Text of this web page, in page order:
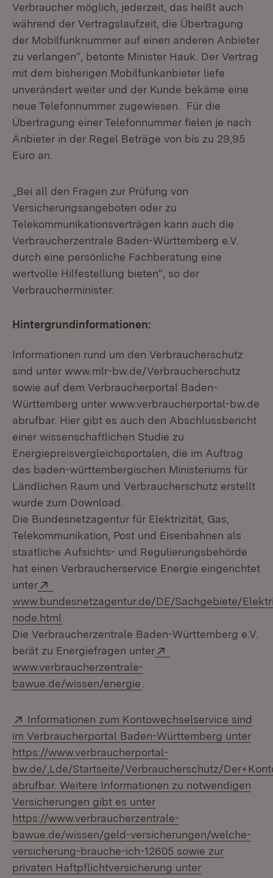
Verbraucher möglich, jederzeit, das heißt auch
während der Vertragslaufzeit, die Übertragung
der Mobilfunknummer auf einen anderen Anbieter
zu verlangen“, betonte Minister Hauk. Der Vertrag
mit dem bisherigen Mobilfunkanbieter liefe
unverändert weiter und der Kunde bekäme eine
neue Telefonnummer zugewiesen. Für die
Übertragung einer Telefonnummer fielen je nach
Anbieter in der Regel Beträge von bis zu 29,95
Euro an.
„Bei all den Fragen zur Prüfung von
Versicherungsangeboten oder zu
Telekommunikationsverträgen kann auch die
Verbraucherzentrale Baden-Württemberg e.V.
durch eine persönliche Fachberatung eine
wertvolle Hilfestellung bieten“, so der
Verbraucherminister.
Hintergrundinformationen:
Informationen rund um den Verbraucherschutz
sind unter www.mlr-bw.de/Verbraucherschutz
sowie auf dem Verbraucherportal Baden-
Württemberg unter www.verbraucherportal-bw.de
abrufbar. Hier gibt es auch den Abschlussbericht
einer wissenschaftlichen Studie zu
Energiepreisvergleichsportalen, die im Auftrag
des baden-württembergischen Ministeriums für
Ländlichen Raum und Verbraucherschutz erstellt
wurde zum Download.
Die Bundesnetzagentur für Elektrizität, Gas,
Telekommunikation, Post und Eisenbahnen als
staatliche Aufsichts- und Regulierungsbehörde
hat einen Verbraucherservice Energie eingerichtet
unter
www.bundesnetzagentur.de/DE/Sachgebiete/
node.html
Die Verbraucherzentrale Baden-Württemberg e.V.
berät zu Energiefragen unter
www.verbraucherzentrale-
bawue.de/wissen/energie
Extern:
Informationen zum Kontowechselservice sind
im Verbraucherportal Baden-Württemberg unter
https://www.verbraucherportal-
bw.de/,Lde/Startseite/Verbraucherschutz/
abrufbar. Weitere Informationen zu notwendigen
Versicherungen gibt es unter
https://www.verbraucherzentrale-
bawue.de/wissen/geld-versicherungen/welche-
versicherung-brauche-ich-12605 sowie zur
privaten Haftpflichtversicherung unter